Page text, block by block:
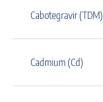
Cabotegravir (TDM)
Cadmium (Cd)